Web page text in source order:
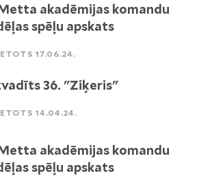
akadēmijas komandu
spēļu apskats
17.06.24.
36. "Ziķeris"
14.04.24.
akadēmijas komandu
spēļu apskats